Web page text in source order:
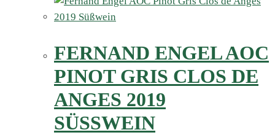
FERNAND ENGEL AOC
PINOT GRIS CLOS DE
ANGES 2019
SÜSSWEIN